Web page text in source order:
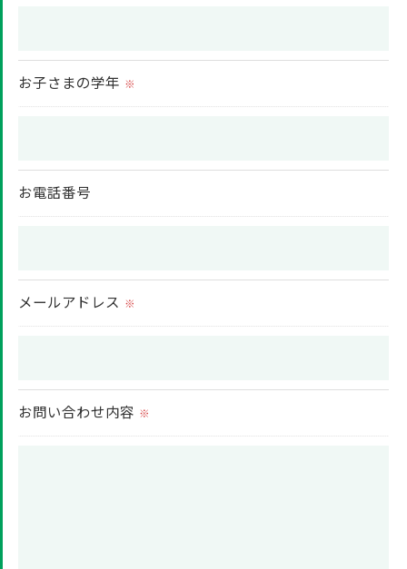
置をとり、適切な監督を行います。
切に安全管理対策を実施します。
のサービスをご提供できない場合がございますので
予めご了承ください。
いて＞
当社では、お客様の個人情報の開示･訂正･削除・利
用停止の手続を定めさせて頂いております。
お子さまの学年 ※
お電話番号
メールアドレス ※
お問い合わせ内容 ※